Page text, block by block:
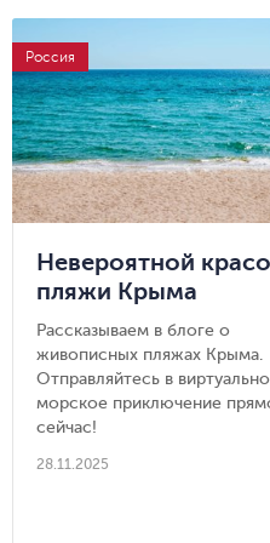
Россия
Невероятной
пляжи Крыма
Рассказываем в блоге о
живописных пляжах Крыма.
Отправляйтесь в
морское приключение
сейчас!
28.11.2025